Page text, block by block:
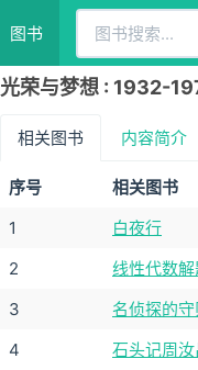
图书
光荣与梦想 : 1932-
相关图书 内容简介
序号 相关图书
1
白夜行
2
线性代数
3
名侦探的守
4
石头记周